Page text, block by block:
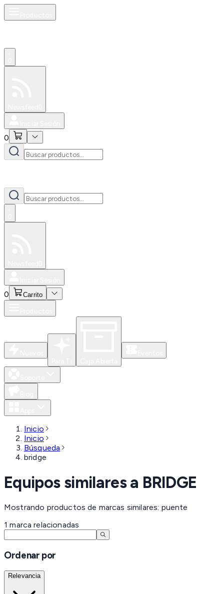
0
0 Carrito
Inicio
Inicio
Búsqueda
bridge
Equipos similares a BRIDGE
Mostrando productos de marcas similares: puente
1 marca relacionadas
Ordenar por
Relevancia